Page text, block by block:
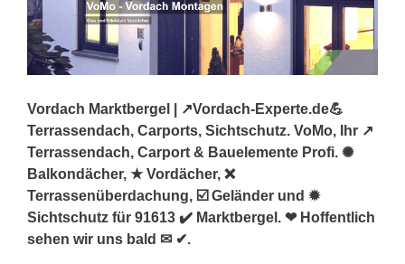
Vordach Marktbergel | ↗️Vordach-Experte.de💪
Terrassendach, Carports, Sichtschutz. VoMo, Ihr ↗️
Terrassendach, Carport & Bauelemente Profi. ✺
Balkondächer, ★ Vordächer, ❌
Terrassenüberdachung, ☑️ Geländer und ✹
Sichtschutz für 91613 ✔️ Marktbergel. ❤ Hoffentlich
sehen wir uns bald ✉ ✔.